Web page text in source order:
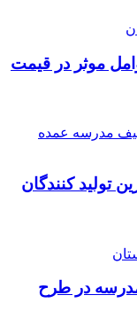
موثر در قیمت
تولید کنندگان
در طرح